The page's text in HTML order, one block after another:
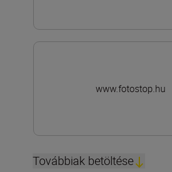
www.fotostop.hu
Továbbiak betöltése